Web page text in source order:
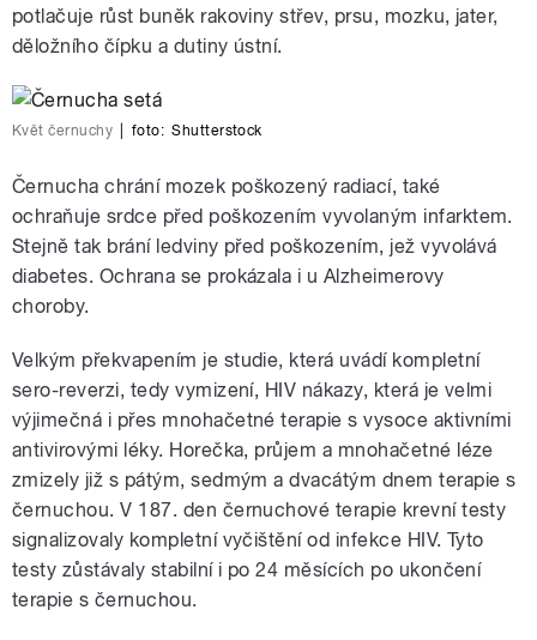
potlačuje růst buněk rakoviny střev, prsu, mozku, jater,
děložního čípku a dutiny ústní.
Květ černuchy foto: Shutterstock
Černucha chrání mozek poškozený radiací, také
ochraňuje srdce před poškozením vyvolaným infarktem.
Stejně tak brání ledviny před poškozením, jež vyvolává
diabetes. Ochrana se prokázala i u Alzheimerovy
choroby.
Velkým překvapením je studie, která uvádí kompletní
sero-reverzi, tedy vymizení, HIV nákazy, která je velmi
výjimečná i přes mnohačetné terapie s vysoce aktivními
antivirovými léky. Horečka, průjem a mnohačetné léze
zmizely již s pátým, sedmým a dvacátým dnem terapie s
černuchou. V 187. den černuchové terapie krevní testy
signalizovaly kompletní vyčištění od infekce HIV. Tyto
testy zůstávaly stabilní i po 24 měsících po ukončení
terapie s černuchou.